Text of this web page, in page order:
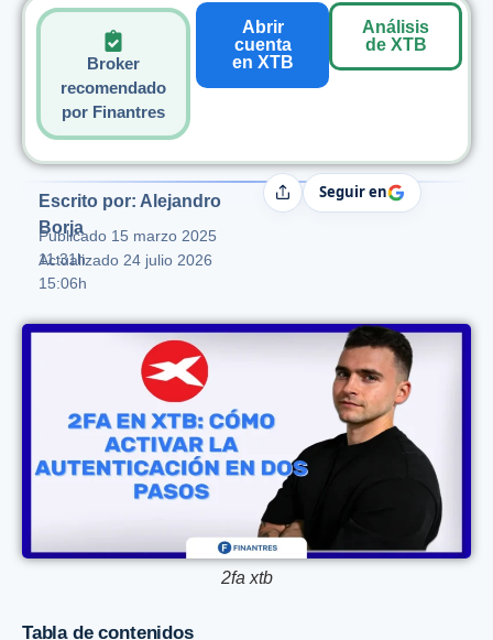
Broker
recomendado
por Finantres
Abrir
cuenta
en XTB
Análisis
de XTB
Escrito por: Alejandro
Borja
Publicado 15 marzo 2025
11:31h
Actualizado 24 julio 2026
15:06h
CompartirSeguir en
2fa xtb
Tabla de contenidos